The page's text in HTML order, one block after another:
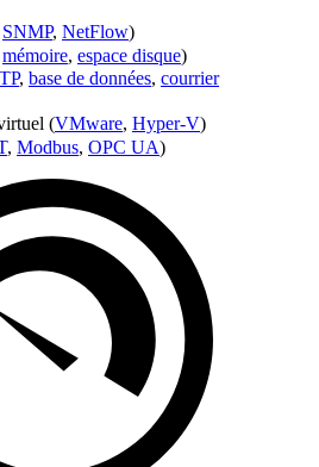
SNMP, NetFlow)
mémoire espace disque)
, base de données, courrier
(VMware, Hyper-V)
, Modbus OPC UA)